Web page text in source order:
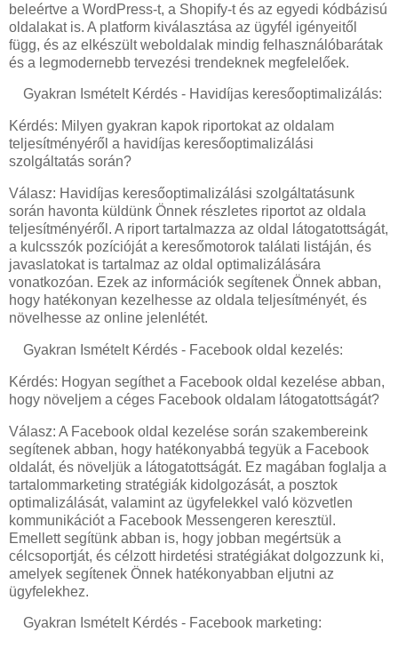
beleértve a WordPress-t, a Shopify-t és az egyedi kódbázisú
oldalakat is. A platform kiválasztása az ügyfél igényeitől
függ, és az elkészült weboldalak mindig felhasználóbarátak
és a legmodernebb tervezési trendeknek megfelelőek.
Gyakran Ismételt Kérdés - Havidíjas keresőoptimalizálás:
Kérdés: Milyen gyakran kapok riportokat az oldalam
teljesítményéről a havidíjas keresőoptimalizálási
szolgáltatás során?
Válasz: Havidíjas keresőoptimalizálási szolgáltatásunk
során havonta küldünk Önnek részletes riportot az oldala
teljesítményéről. A riport tartalmazza az oldal látogatottságát,
a kulcsszók pozícióját a keresőmotorok találati listáján, és
javaslatokat is tartalmaz az oldal optimalizálására
vonatkozóan. Ezek az információk segítenek Önnek abban,
hogy hatékonyan kezelhesse az oldala teljesítményét, és
növelhesse az online jelenlétét.
Gyakran Ismételt Kérdés - Facebook oldal kezelés:
Kérdés: Hogyan segíthet a Facebook oldal kezelése abban,
hogy növeljem a céges Facebook oldalam látogatottságát?
Válasz: A Facebook oldal kezelése során szakembereink
segítenek abban, hogy hatékonyabbá tegyük a Facebook
oldalát, és növeljük a látogatottságát. Ez magában foglalja a
tartalommarketing stratégiák kidolgozását, a posztok
optimalizálását, valamint az ügyfelekkel való közvetlen
kommunikációt a Facebook Messengeren keresztül.
Emellett segítünk abban is, hogy jobban megértsük a
célcsoportját, és célzott hirdetési stratégiákat dolgozzunk ki,
amelyek segítenek Önnek hatékonyabban eljutni az
ügyfelekhez.
Gyakran Ismételt Kérdés - Facebook marketing: